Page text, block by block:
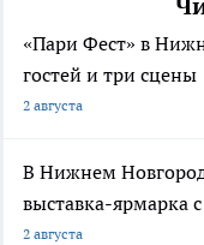
«Пари Фест» в
гостей и три сцены
2 августа
В Нижнем
выставка-ярмарка
2 августа